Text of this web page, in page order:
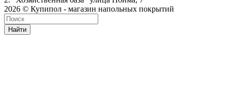
2026 © Купипол - магазин напольных покрытий
Найти